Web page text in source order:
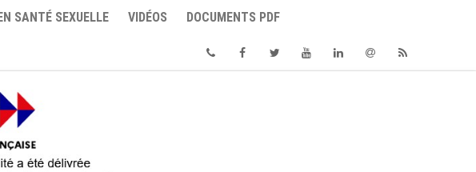
SANTÉ SEXUELLE VIDÉOS DOCUMENTS PDF